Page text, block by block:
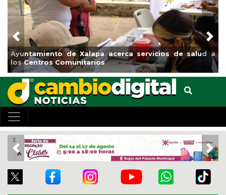
Ayuntamiento de Xalapa acerca servicios de salud a
los Centros Comunitarios
Previous
Previous